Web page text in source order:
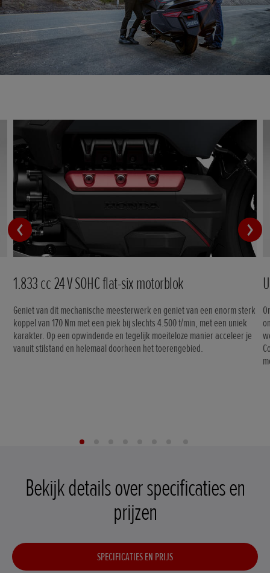
1.833 cc 24 V SOHC flat-six motorblok
Geniet van dit mechanische meesterwerk en geniet van een enorm sterk
koppel van 170 Nm met een piek bij slechts 4.500 t/min, met een uniek
karakter. Op een opwindende en tegelijk moeiteloze manier acceleer je
vanuit stilstand en helemaal doorheen het toerengebied.
Bekijk details over specificaties en
prijzen
SPECIFICATIES EN PRIJS